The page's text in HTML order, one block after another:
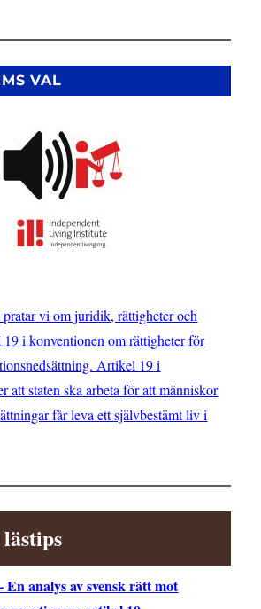
VAL
vi om juridik, rättigheter och
i konventionen om rättigheter för
Artikel 19 i
att staten ska arbeta för att människor
får leva ett självbestämt liv i
En analys av svensk rätt mot